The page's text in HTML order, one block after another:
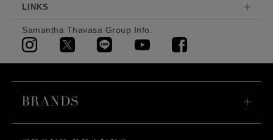
LINKS
Samantha Thavasa Group Info.